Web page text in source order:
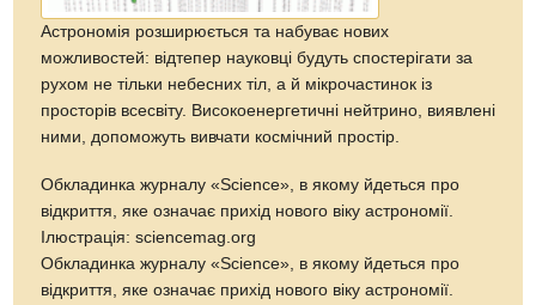
Астрономія розширюється та набуває нових
можливостей: відтепер науковці будуть спостерігати за
рухом не тільки небесних тіл, а й мікрочастинок із
просторів всесвіту. Високоенергетичні нейтрино, виявлені
ними, допоможуть вивчати космічний простір.
Обкладинка журналу «Science», в якому йдеться про
відкриття, яке означає прихід нового віку астрономії.
Ілюстрація: sciencemag.org
Обкладинка журналу «Science», в якому йдеться про
відкриття, яке означає прихід нового віку астрономії.